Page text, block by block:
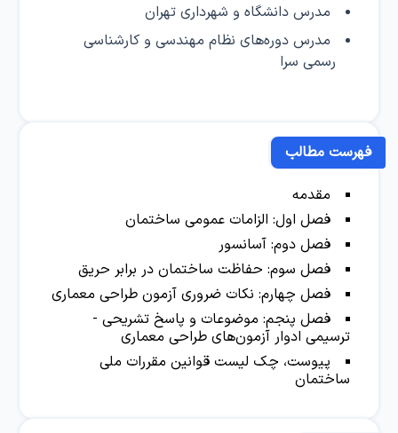
مدرس دانشگاه و شهرداری تهران
مدرس دوره‌های نظام مهندسی و کارشناسی
رسمی سرا
فهرست مطالب
مقدمه
فصل اول: الزامات عمومی ساختمان
فصل دوم: آسانسور
فصل سوم: حفاظت ساختمان در برابر حریق
فصل چهارم: نکات ضروری آزمون طراحی معماری
فصل پنجم: موضوعات و پاسخ تشریحی -
ترسیمی ادوار آزمون‌های طراحی معماری
پیوست، چک لیست قوانین مقررات ملی
ساختمان